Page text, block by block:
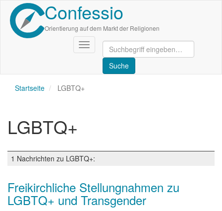
Direkt
zum
Inhalt
Confessio
Orientierung auf dem Markt der Religionen
Navigation
aktivieren/deaktivieren
Startseite LGBTQ+
LGBTQ+
1 Nachrichten zu LGBTQ+:
Freikirchliche Stellungnahmen zu
LGBTQ+ und Transgender